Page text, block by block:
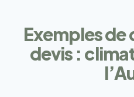
Exemples de
devis :